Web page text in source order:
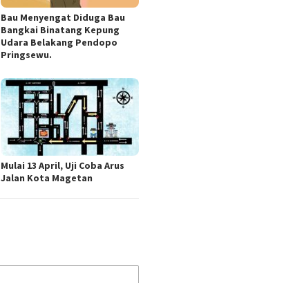
Bau Menyengat Diduga Bau
Bangkai Binatang Kepung
Udara Belakang Pendopo
Pringsewu.
Mulai 13 April, Uji Coba Arus
Jalan Kota Magetan